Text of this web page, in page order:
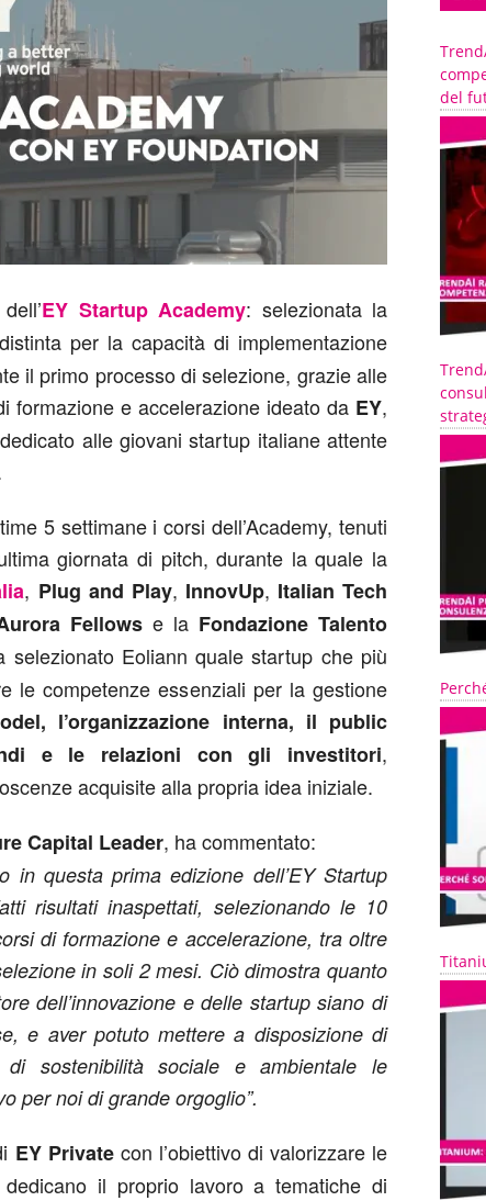
EY Startup Academy: selezionata la
per la capacità di implementazione
il primo processo di selezione, grazie alle
formazione e accelerazione ideato da EY,
alle giovani startup italiane attente
5 settimane i corsi dell’Academy, tenuti
giornata di pitch, durante la quale la
, Plug and Play, InnovUp, Italian Tech
Fellows e la Fondazione Talento
Eoliann quale startup che più
le competenze essenziali per la gestione
l’organizzazione interna, il public
e le relazioni con gli investitori,
acquisite alla propria idea iniziale.
Capital Leader, ha commentato:
in questa prima edizione dell’EY Startup
risultati inaspettati, selezionando le 10
di formazione e accelerazione, tra oltre
in soli 2 mesi. Ciò dimostra quanto
dell’innovazione e delle startup siano di
e aver potuto mettere a disposizione di
sostenibilità sociale e ambientale le
per noi di grande orgoglio”.
EY Privatecon l’obiettivo di valorizzare le
il proprio lavoro a tematiche di
del